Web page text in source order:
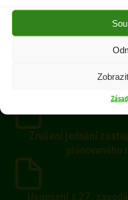
Dokumenty